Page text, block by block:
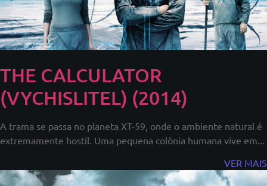
THE CALCULATOR
(VYCHISLITEL) (2014)
A trama se passa no planeta XT-59, onde o ambiente natural é
extremamente hostil. Uma pequena colônia humana vive em...
VER MAIS